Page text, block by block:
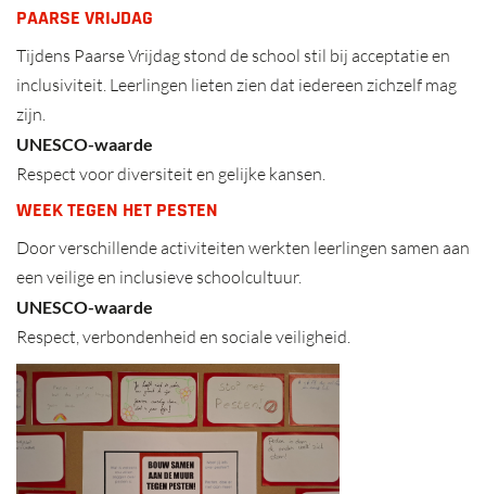
PAARSE VRIJDAG
Tijdens Paarse Vrijdag stond de school stil bij acceptatie en
inclusiviteit. Leerlingen lieten zien dat iedereen zichzelf mag
zijn.
UNESCO-waarde
Respect voor diversiteit en gelijke kansen.
WEEK TEGEN HET PESTEN
Door verschillende activiteiten werkten leerlingen samen aan
een veilige en inclusieve schoolcultuur.
UNESCO-waarde
Respect, verbondenheid en sociale veiligheid.